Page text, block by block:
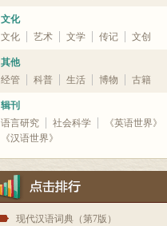
文化
文化
艺术 文学 传记 文创
其他
经管
科普 生活 博物 古籍
辑刊
语言研究
社会科学
《英语世界》
《汉语世界》
1 现代汉语词典（第7版）